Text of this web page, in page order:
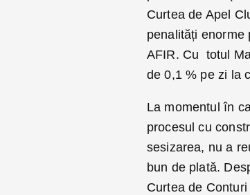
Curtea de Apel
penalități enorme
AFIR. Cu totul
de 0,1 % pe zi la
La momentul în
procesul cu
sesizarea, nu a
bun de plată.
Curtea de